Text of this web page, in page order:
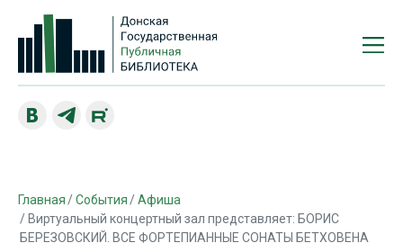
Главная События
Афиша
Виртуальный концертный зал представляет: БОРИС
БЕРЕЗОВСКИЙ. ВСЕ ФОРТЕПИАННЫЕ СОНАТЫ БЕТХОВЕНА